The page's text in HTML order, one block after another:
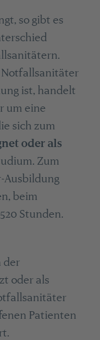
so gibt es
Notfallsanitäter
ist, handelt
um eine
sich zum
oder als
Zum
Ausbildung
beim
Stunden.
der
oder als
Patienten